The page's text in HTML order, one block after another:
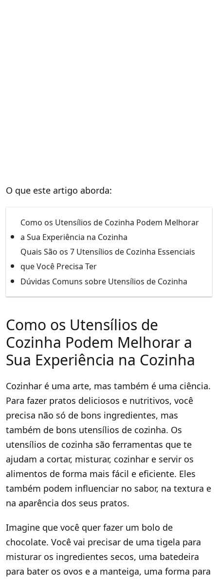
O que este artigo aborda:
Como os Utensílios de Cozinha Podem Melhorar
a Sua Experiência na Cozinha
Quais São os 7 Utensílios de Cozinha Essenciais
que Você Precisa Ter
Dúvidas Comuns sobre Utensílios de Cozinha
Como os Utensílios de
Cozinha Podem Melhorar a
Sua Experiência na Cozinha
Cozinhar é uma arte, mas também é uma ciência.
Para fazer pratos deliciosos e nutritivos, você
precisa não só de bons ingredientes, mas
também de bons utensílios de cozinha. Os
utensílios de cozinha são ferramentas que te
ajudam a cortar, misturar, cozinhar e servir os
alimentos de forma mais fácil e eficiente. Eles
também podem influenciar no sabor, na textura e
na aparência dos seus pratos.
Imagine que você quer fazer um bolo de
chocolate. Você vai precisar de uma tigela para
misturar os ingredientes secos, uma batedeira
para bater os ovos e a manteiga, uma forma para